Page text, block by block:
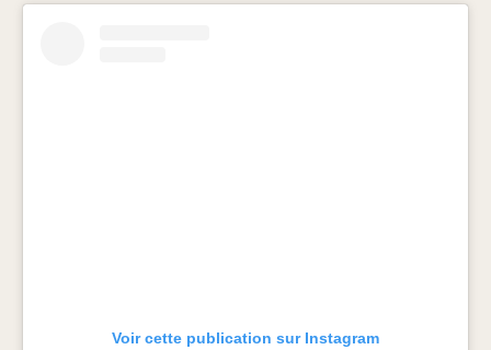
Voir cette publication sur Instagram